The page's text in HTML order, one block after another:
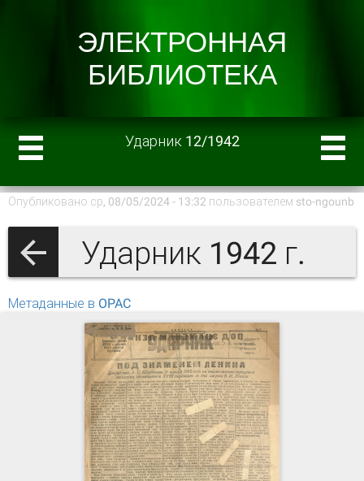
Ударник 12/1942
Опубликовано ср, 08/05/2024 - 13:32 пользователем sto-ngounb
Ударник 1942 г.
Метаданные в OPAC